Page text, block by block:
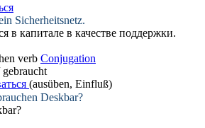
Sicherheitsnetz.
в капитале в качестве поддержки.
verb Conjugation
gebraucht
(ausüben, Einfluß)
Deskbar?